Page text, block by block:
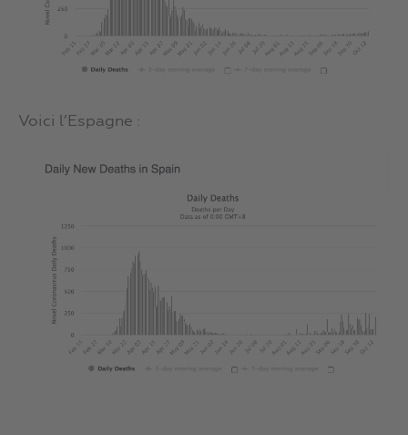
Voici l’Espagne :